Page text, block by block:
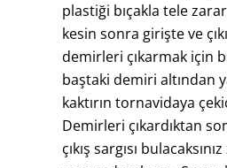
plastiği bıçakla tele
kesin sonra girişte ve
demirleri çıkarmak için
baştaki demiri altından
kaktırın tornavidaya
Demirleri çıkardıktan
çıkış sargısı